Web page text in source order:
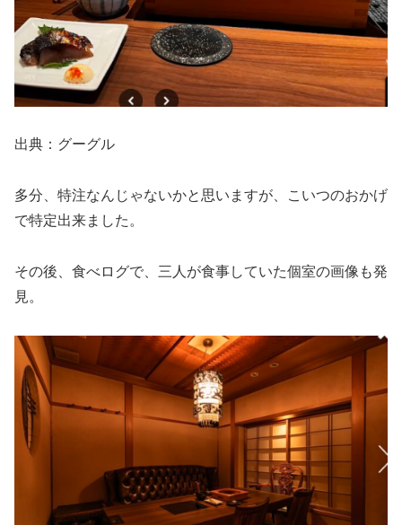
出典：グーグル
多分、特注なんじゃないかと思いますが、こいつのおかげ
で特定出来ました。
その後、食べログで、三人が食事していた個室の画像も発
見。